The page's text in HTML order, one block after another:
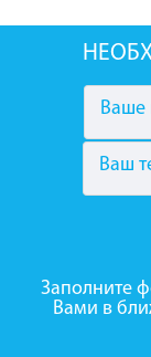
Ваше
Ваш
Заполните
Вами в